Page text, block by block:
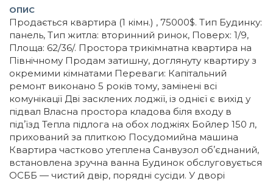
ОПИС
Продається квартира (1 кімн.) , 75000$. Тип Будинку:
панель, Тип житла: вторинний ринок, Поверх: 1/9,
Площа: 62/36/. Простора трикімнатна квартира на
Північному Продам затишну, доглянуту квартиру з
окремими кімнатами Переваги: Капітальний
ремонт виконано 5 років тому, замінені всі
комунікації Дві засклених лоджії, із однієї є вихід у
підвал Власна простора кладова біля входу в
підʼїзд Тепла підлога на обох лоджіях Бойлер 150 л,
прихований за плиткою Посудомийна машина
Квартира частково утеплена Санвузол обʼєднаний,
встановлена зручна ванна Будинок обслуговується
ОСББ — чистий двір, порядні сусіди. У дворі